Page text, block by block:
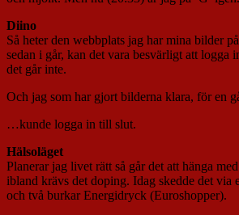
Diino
Så heter den webbplats jag har mina bilder
sedan i går, kan det vara besvärligt att logga
det går inte.
Och jag som har gjort bilderna klara, för en
…kunde logga in till slut.
Hälsoläget
Planerar jag livet rätt så går det att hänga
ibland krävs det doping. Idag skedde det
och två burkar Energidryck (Euroshopper).